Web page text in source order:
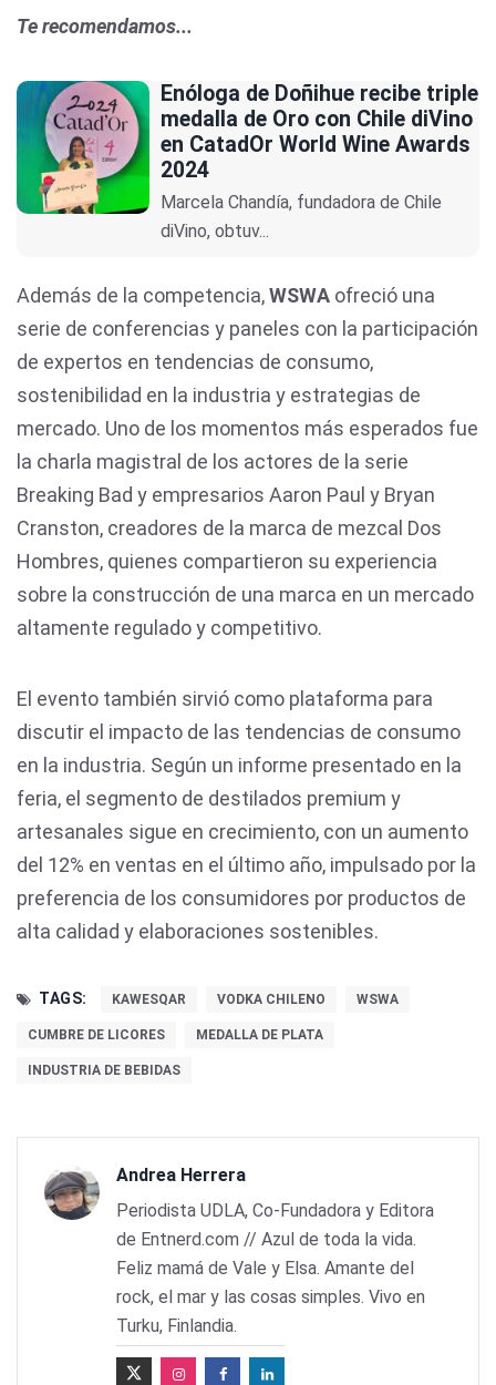
Te recomendamos...
Enóloga de Doñihue recibe triple
medalla de Oro con Chile diVino
en CatadOr World Wine Awards
2024
Marcela Chandía, fundadora de Chile
diVino, obtuv...
Además de la competencia,WSWA ofreció una
serie de conferencias y paneles con la participación
de expertos en tendencias de consumo,
sostenibilidad en la industria y estrategias de
mercado. Uno de los momentos más esperados fue
la charla magistral de los actores de la serie
Breaking Bad y empresarios Aaron Paul y Bryan
Cranston, creadores de la marca de mezcal Dos
Hombres, quienes compartieron su experiencia
sobre la construcción de una marca en un mercado
altamente regulado y competitivo.
El evento también sirvió como plataforma para
discutir el impacto de las tendencias de consumo
en la industria. Según un informe presentado en la
feria, el segmento de destilados premium y
artesanales sigue en crecimiento, con un aumento
del 12% en ventas en el último año, impulsado por la
preferencia de los consumidores por productos de
alta calidad y elaboraciones sostenibles.
TAGS: KAWESQAR VODKA CHILENO WSWA
CUMBRE DE LICORES MEDALLA DE PLATA
INDUSTRIA DE BEBIDAS
Andrea Herrera
Periodista UDLA, Co-Fundadora y Editora
de Entnerd.com // Azul de toda la vida.
Feliz mamá de Vale y Elsa. Amante del
rock, el mar y las cosas simples. Vivo en
Turku, Finlandia.